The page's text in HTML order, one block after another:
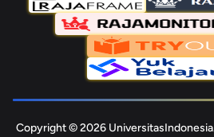
Copyright © 2026